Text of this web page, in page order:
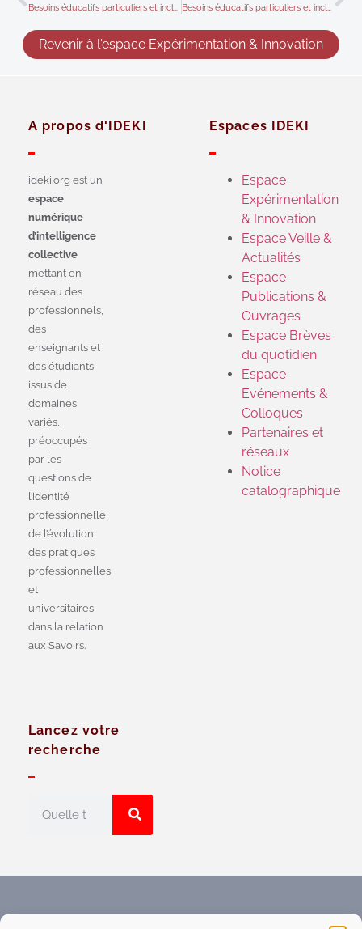
Besoins éducatifs particuliers et inclusion – Déterminants des besoins éducatifs particuliers Besoins éducatifs particuliers et inclusion – Thème Handicap
Revenir à l'espace Expérimentation & Innovation
A propos d'IDEKI
ideki.org est un
espace
numérique
d’intelligence
collective
mettant en
réseau des
professionnels,
des
enseignants et
des étudiants
issus de
domaines
variés,
préoccupés
par les
questions de
l’identité
professionnelle,
de l’évolution
des pratiques
professionnelles
et
universitaires
dans la relation
aux Savoirs.
Espaces IDEKI
Espace
Expérimentation
& Innovation
Espace Veille &
Actualités
Espace
Publications &
Ouvrages
Espace Brèves
du quotidien
Espace
Evénements &
Colloques
Partenaires et
réseaux
Notice
catalographique
Lancez votre
recherche